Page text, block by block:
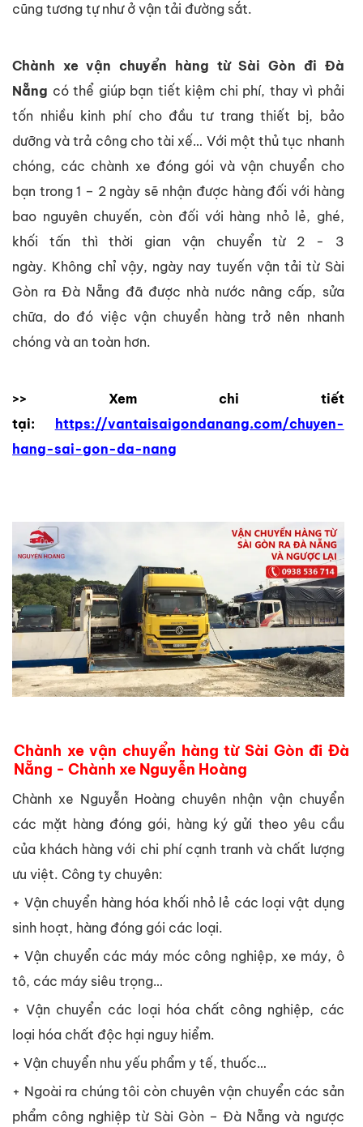
cũng tương tự như ở vận tải đường sắt.
Chành xe vận chuyển hàng từ Sài Gòn đi Đà
Nẵng có thể giúp bạn tiết kiệm chi phí, thay vì phải
tốn nhiều kinh phí cho đầu tư trang thiết bị, bảo
dưỡng và trả công cho tài xế… Với một thủ tục nhanh
chóng, các chành xe đóng gói và vận chuyển cho
bạn trong 1 – 2 ngày sẽ nhận được hàng đối với hàng
bao nguyên chuyến, còn đối với hàng nhỏ lẻ, ghé,
khối tấn thì thời gian vận chuyển từ 2 - 3
ngày. Không chỉ vậy, ngày nay tuyến vận tải từ Sài
Gòn ra Đà Nẵng đã được nhà nước nâng cấp, sửa
chữa, do đó việc vận chuyển hàng trở nên nhanh
chóng và an toàn hơn.
>> Xem chi tiết
tại:
https://vantaisaigondanang.com/chuyen-
hang-sai-gon-da-nang
Chành xe vận chuyển hàng từ Sài Gòn đi Đà
Nẵng - Chành xe Nguyễn Hoàng
Chành xe Nguyễn Hoàng chuyên nhận vận chuyển
các mặt hàng đóng gói, hàng ký gửi theo yêu cầu
của khách hàng với chi phí cạnh tranh và chất lượng
ưu việt. Công ty chuyên:
+ Vận chuyển hàng hóa khối nhỏ lẻ các loại vật dụng
sinh hoạt, hàng đóng gói các loại.
+ Vận chuyển các máy móc công nghiệp, xe máy, ô
tô, các máy siêu trọng…
+ Vận chuyển các loại hóa chất công nghiệp, các
loại hóa chất độc hại nguy hiểm.
+ Vận chuyển nhu yếu phẩm y tế, thuốc…
+ Ngoài ra chúng tôi còn chuyên vận chuyển các sản
phẩm công nghiệp từ Sài Gòn – Đà Nẵng và ngược